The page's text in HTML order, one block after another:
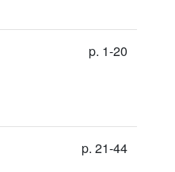
p. 1-20
p. 21-44